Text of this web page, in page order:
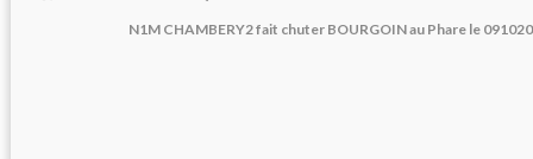
N1M CHAMBERY2 fait chuter BOURGOIN au Phare le